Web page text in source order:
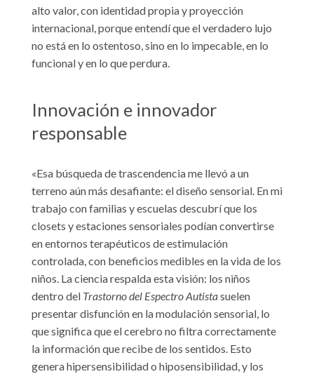
alto valor, con identidad propia y proyección
internacional, porque entendí que el verdadero lujo
no está en lo ostentoso, sino en lo impecable, en lo
funcional y en lo que perdura.
Innovación e innovador
responsable
«Esa búsqueda de trascendencia me llevó a un
terreno aún más desafiante: el diseño sensorial. En mi
trabajo con familias y escuelas descubrí que los
closets y estaciones sensoriales podían convertirse
en entornos terapéuticos de estimulación
controlada, con beneficios medibles en la vida de los
niños. La ciencia respalda esta visión: los niños
dentro del Trastorno del Espectro Autistasuelen
presentar disfunción en la modulación sensorial, lo
que significa que el cerebro no filtra correctamente
la información que recibe de los sentidos. Esto
genera hipersensibilidad o hiposensibilidad, y los